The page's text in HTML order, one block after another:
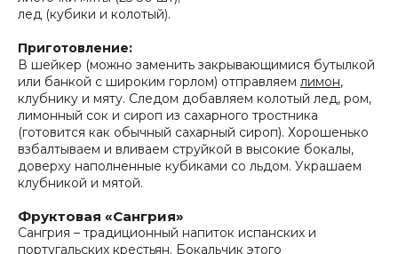
лед (кубики и колотый).
Приготовление:
В шейкер (можно заменить закрывающимися бутылкой
или банкой с широким горлом) отправляем лимон,
клубнику и мяту. Следом добавляем колотый лед, ром,
лимонный сок и сироп из сахарного тростника
(готовится как обычный сахарный сироп). Хорошенько
взбалтываем и вливаем струйкой в высокие бокалы,
доверху наполненные кубиками со льдом. Украшаем
клубникой и мятой.
Фруктовая «Сангрия»
Сангрия – традиционный напиток испанских и
португальских крестьян. Бокальчик этого